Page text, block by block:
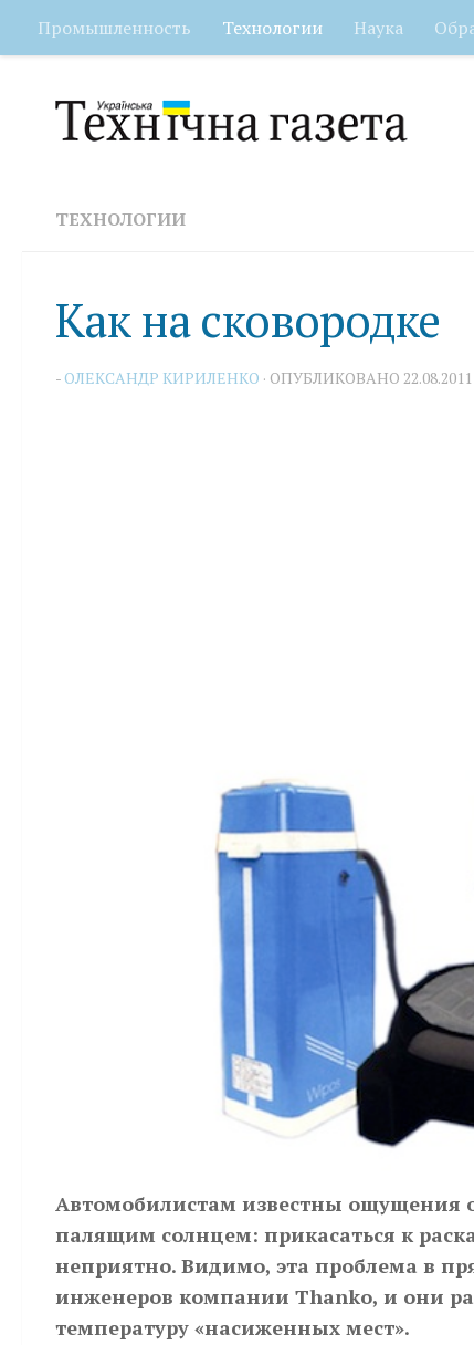
Перейти к содержимому
Промышленность Технологии Наука
ТЕХНОЛОГИИ
Как на сковородке
- ОЛЕКСАНДР КИРИЛЕНКО · ОПУБЛИКОВАНО 22.08.2011
Автомобилистам известны ощущения
палящим солнцем: прикасаться к
неприятно. Видимо, эта проблема в
инженеров компании Thanko, и они
температуру «насиженных мест».